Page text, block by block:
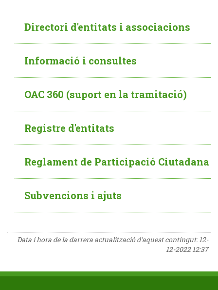
Directori d'entitats i associacions
Informació i consultes
OAC 360 (suport en la tramitació)
Registre d'entitats
Reglament de Participació Ciutadana
Subvencions i ajuts
Data i hora de la darrera actualització d'aquest contingut:12-
12-2022 12:37